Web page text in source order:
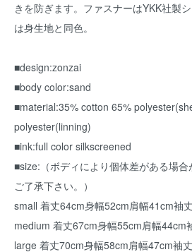
きを防ぎます。ファスナーはYKK社製
は身生地と同色。
■design:zonzai
■body color:sand
■material:35% cotton 65%
polyester(linning)
■ink:full color silkscreened
■size:（ボディにより個体差がある場
ご了承下さい。）
small 着丈64cm身幅52cm肩幅41cm袖
medium 着丈67cm身幅55cm肩幅44cm
large 着丈70cm身幅58cm肩幅47cm袖